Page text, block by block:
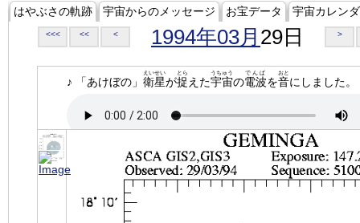
はやぶさの軌跡 宇宙からのメッセージ お宝データ 宇宙カレン
<<< << < 1994年03月 29日 >
♪ 「あけぼの」 衛星
えいせい
が捉
とら
えた宇宙
うちゅう
の電波
でんぱ
を音
おと
にしました。